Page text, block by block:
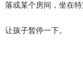
落或某个房间，坐在
让孩子暂停一下。